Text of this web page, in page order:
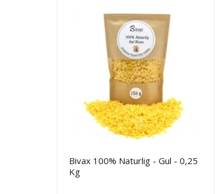
Bivax 100% Naturlig - Gul - 0,25
Kg